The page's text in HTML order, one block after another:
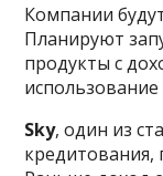
Компании
Планируют
продукты с
использование
Sky, один из
кредитования,